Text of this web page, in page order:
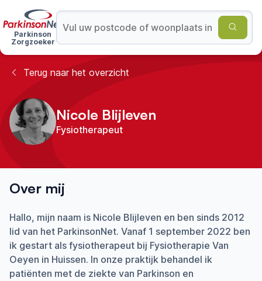
Parkinson
Zorgzoeker
Terug naar het overzicht
Nicole Blijleven
Fysiotherapeut
Over mij
Hallo, mijn naam is Nicole Blijleven en ben sinds 2012
lid van het ParkinsonNet. Vanaf 1 september 2022 ben
ik gestart als fysiotherapeut bij Fysiotherapie Van
Oeyen in Huissen. In onze praktijk behandel ik
patiënten met de ziekte van Parkinson en